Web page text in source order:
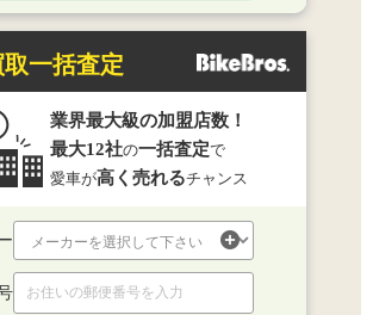
取一括査定
業界最大級の加盟店数！
最大12社の一括査定で
愛車が高く売れるチャンス